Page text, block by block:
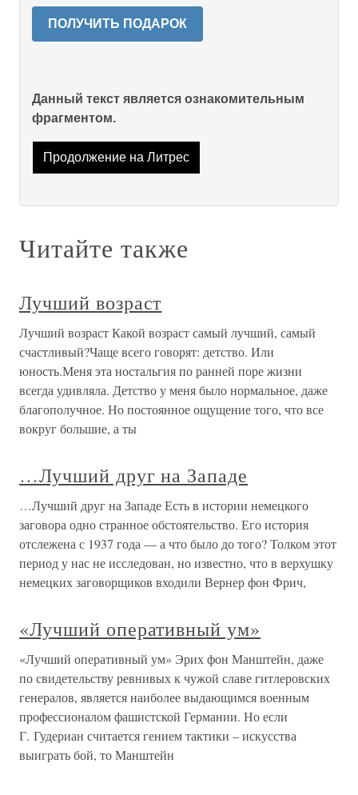
ПОЛУЧИТЬ ПОДАРОК
Данный текст является ознакомительным
фрагментом.
Продолжение на Литрес
Читайте также
Лучший возраст
Лучший возраст Какой возраст самый лучший, самый
счастливый?Чаще всего говорят: детство. Или
юность.Меня эта ностальгия по ранней поре жизни
всегда удивляла. Детство у меня было нормальное, даже
благополучное. Но постоянное ощущение того, что все
вокруг большие, а ты
…Лучший друг на Западе
…Лучший друг на Западе Есть в истории немецкого
заговора одно странное обстоятельство. Его история
отслежена с 1937 года — а что было до того? Толком этот
период у нас не исследован, но известно, что в верхушку
немецких заговорщиков входили Вернер фон Фрич,
«Лучший оперативный ум»
«Лучший оперативный ум» Эрих фон Манштейн, даже
по свидетельству ревнивых к чужой славе гитлеровских
генералов, является наиболее выдающимся военным
профессионалом фашистской Германии. Но если
Г. Гудериан считается гением тактики – искусства
выиграть бой, то Манштейн